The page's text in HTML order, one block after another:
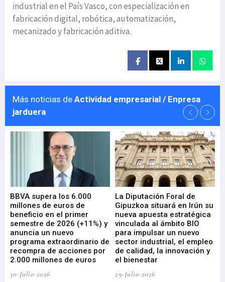
industrial en el País Vasco, con especialización en
fabricación digital, robótica, automatización,
mecanizado y fabricación aditiva.
Más noticias de Actividad empresarial / Enpresa
jarduera
BBVA supera los 6.000
millones de euros de
beneficio en el primer
semestre de 2026 (+11%) y
anuncia un nuevo
programa extraordinario de
recompra de acciones por
2.000 millones de euros
30-Julio-2026
La Diputación Foral de
Gipuzkoa situará en Irún su
nueva apuesta estratégica
vinculada al ámbito BIO
para impulsar un nuevo
sector industrial, el empleo
de calidad, la innovación y
el bienestar
29-Julio-2026